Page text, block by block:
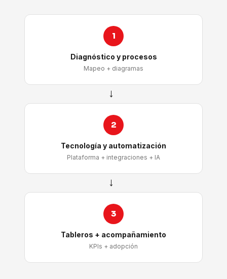
1
Diagnóstico y procesos
Mapeo + diagramas
→
2
Tecnología y automatización
Plataforma + integraciones + IA
→
3
Tableros + acompañamiento
KPIs + adopción